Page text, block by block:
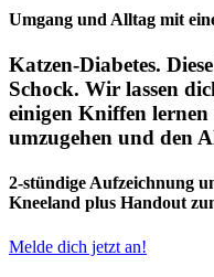
Umgang und Alltag mit
Katzen-Diabetes.
Schock. Wir lassen
einigen Kniffen
umzugehen und den
2-stündige Aufzeichnung
Kneeland plus Handout
Melde dich jetzt an!